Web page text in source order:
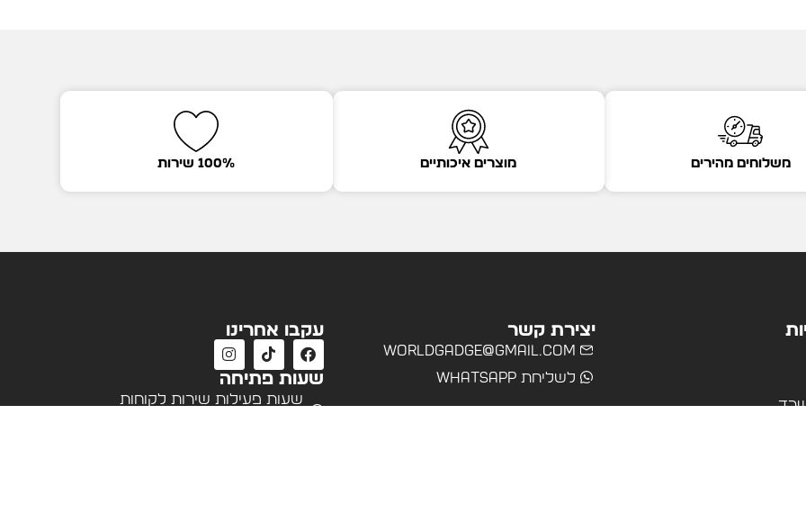
משלוחים מהירים מוצרים איכותיים 100% שירות
יצירת קשר
worldgadge@gmail.com
לשליחת WhatsApp
עקבו אחרינו
שעות פתיחה
שעות פעילות שירות לקוחות